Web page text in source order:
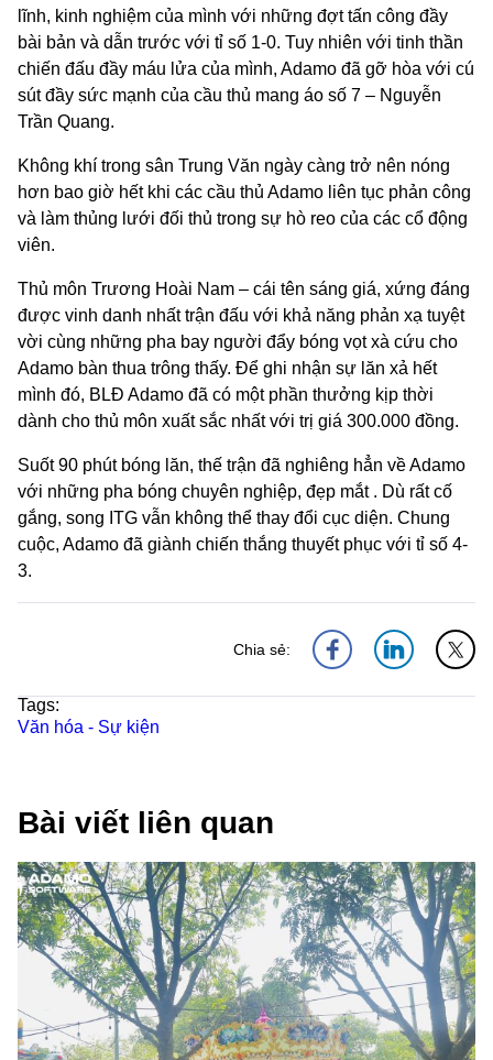
lĩnh, kinh nghiệm của mình với những đợt tấn công đầy
bài bản và dẫn trước với tỉ số 1-0. Tuy nhiên với tinh thần
chiến đấu đầy máu lửa của mình, Adamo đã gỡ hòa với cú
sút đầy sức mạnh của cầu thủ mang áo số 7 – Nguyễn
Trần Quang.
Không khí trong sân Trung Văn ngày càng trở nên nóng
hơn bao giờ hết khi các cầu thủ Adamo liên tục phản công
và làm thủng lưới đối thủ trong sự hò reo của các cổ động
viên.
Thủ môn Trương Hoài Nam – cái tên sáng giá, xứng đáng
được vinh danh nhất trận đấu với khả năng phản xạ tuyệt
vời cùng những pha bay người đẩy bóng vọt xà cứu cho
Adamo bàn thua trông thấy. Để ghi nhận sự lăn xả hết
mình đó, BLĐ Adamo đã có một phần thưởng kịp thời
dành cho thủ môn xuất sắc nhất với trị giá 300.000 đồng.
Suốt 90 phút bóng lăn, thế trận đã nghiêng hẳn về Adamo
với những pha bóng chuyên nghiệp, đẹp mắt . Dù rất cố
gắng, song ITG vẫn không thể thay đổi cục diện. Chung
cuộc, Adamo đã giành chiến thắng thuyết phục với tỉ số 4-
3.
Chia sẻ:
Tags:
Văn hóa - Sự kiện
Bài viết liên quan